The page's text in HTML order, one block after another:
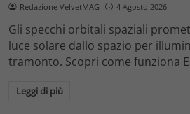
Redazione VelvetMAG 4 Agosto 2026
Gli specchi orbitali spaziali
luce solare dallo spazio per
tramonto. Scopri come funziona
Leggi di più